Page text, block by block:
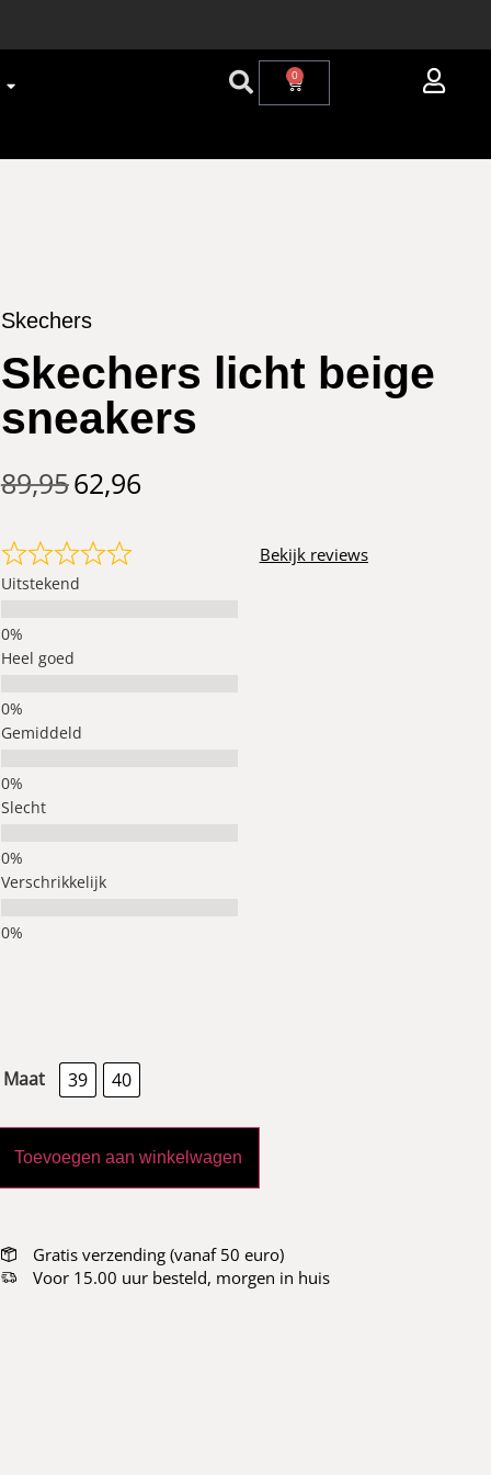
0
Skechers
Skechers licht beige
sneakers
89,9562,96
Uitstekend
Heel goed
Gemiddeld
Slecht
Verschrikkelijk
Bekijk reviews
Maat 39 40
Toevoegen aan winkelwagen
Gratis verzending (vanaf 50 euro)
Voor 15.00 uur besteld, morgen in huis